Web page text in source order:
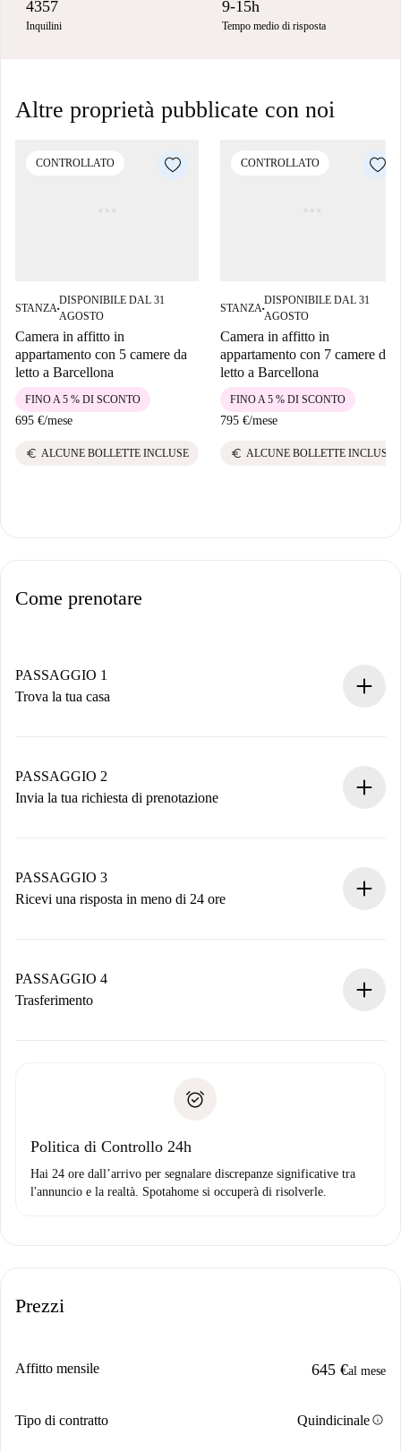
4357
Inquilini
9-15h
Tempo medio di risposta
Altre proprietà pubblicate con noi
CONTROLLATO
STANZA■
DISPONIBILE DAL 31
AGOSTO
Camera in affitto in
appartamento con 5 camere da
letto a Barcellona
695 €/mese
FINO A 5 % DI SCONTO
euro ALCUNE BOLLETTE INCLUSE
CONTROLLATO
STANZA■
DISPONIBILE DAL 31
AGOSTO
Camera in affitto in
appartamento con 7 camere da
letto a Barcellona
795 €/mese
FINO A 5 % DI SCONTO
euro ALCUNE BOLLETTE INCLUSE
Come prenotare
PASSAGGIO 1
Trova la tua casa
Hai tutte le informazioni necessarie in anticipo.
PASSAGGIO 2
Invia la tua richiesta di prenotazione
non accetta.
PASSAGGIO 3
Ricevi una risposta in meno di 24 ore
contatto con il proprietario.
Se rifiutata: non ti addebiteremo nulla e ti proporremo
Domiciliazione del pagamento
PASSAGGIO 4
Trasferimento
solo se non segnali problemi.
Politica di Controllo 24h
Hai 24 ore dall’arrivo per segnalare discrepanze significative tra
l'annuncio e la realtà. Spotahome si occuperà di risolverle.
Prezzi
Affitto mensile 645 €al mese
Tipo di contratto Quindicinaleinfo